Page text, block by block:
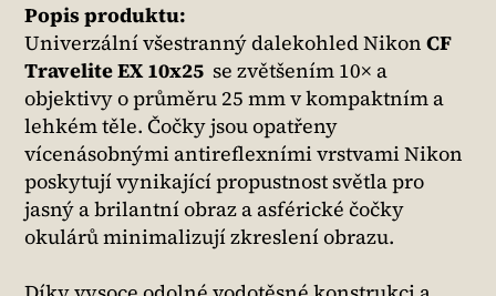
Popis produktu:
Univerzální všestranný dalekohled Nikon CF
Travelite EX 10x25 se zvětšením 10× a
objektivy o průměru 25 mm v kompaktním a
lehkém těle. Čočky jsou opatřeny
vícenásobnými antireflexními vrstvami Nikon
poskytují vynikající propustnost světla pro
jasný a brilantní obraz a asférické čočky
okulárů minimalizují zkreslení obrazu.